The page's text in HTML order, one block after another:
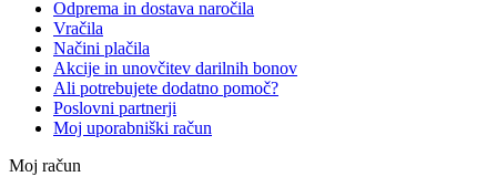
Odprema in dostava naročila
Vračila
Načini plačila
Akcije in unovčitev darilnih bonov
Ali potrebujete dodatno pomoč?
Poslovni partnerji
Moj uporabniški račun
Moj račun